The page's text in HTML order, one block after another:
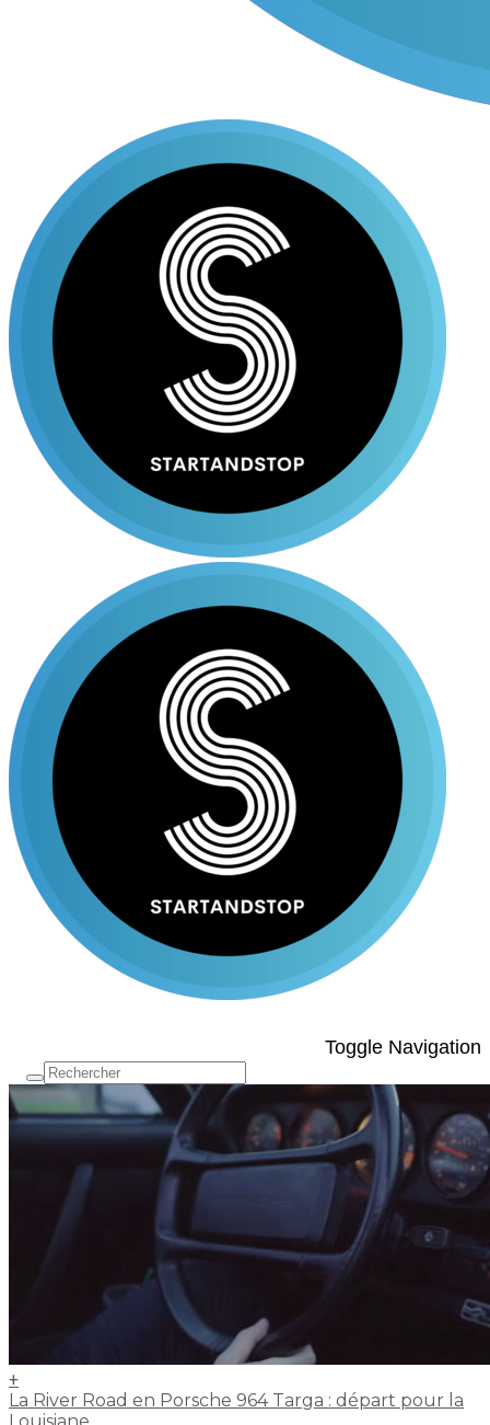
Toggle Navigation
+
La River Road en Porsche 964 Targa : départ pour la